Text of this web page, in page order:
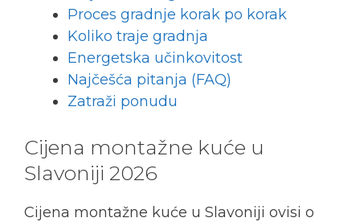
Proces gradnje korak po korak
Koliko traje gradnja
Energetska učinkovitost
Najčešća pitanja (FAQ)
Zatraži ponudu
Cijena montažne kuće u
Slavoniji 2026
Cijena montažne kuće u Slavoniji ovisi o